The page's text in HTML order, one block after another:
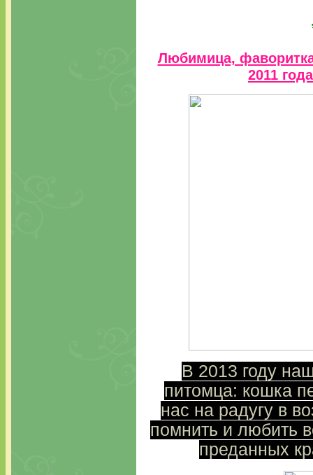
Любимица,
2011
В 2013 году
питомца: кошка
нас на радугу в
помнить и любить
преданных